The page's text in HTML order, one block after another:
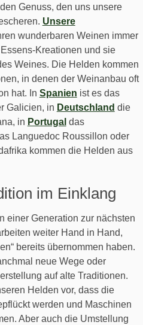
Genuss, den uns unsere
Unsere
wunderbaren Weinen immer
Kreationen und sie
Weines. Die Helden kommen
in denen der Weinanbau oft
hat. In Spanien ist es das
Galicien, in Deutschland die
in Portugal das
Languedoc Roussillon oder
kommen die Helden aus
im Einklang
einer Generation zur nächsten
weiter Hand in Hand,
bereits übernommen haben.
neue Wege oder
auf alte Traditionen.
Helden vor, dass die
werden und Maschinen
Aber auch die Umstellung